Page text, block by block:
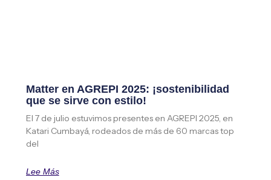
Matter en AGREPI 2025: ¡sostenibilidad
que se sirve con estilo!
El 7 de julio estuvimos presentes en AGREPI 2025, en
Katari Cumbayá, rodeados de más de 60 marcas top
del
Lee Más